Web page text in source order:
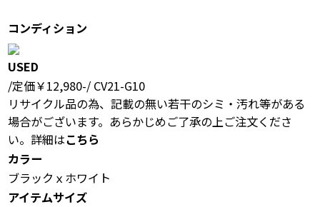
コンディション
USED
/定価￥12,980-/ CV21-G10
リサイクル品の為、記載の無い若干のシミ・汚れ等がある
場合がございます。あらかじめご了承の上ご注文くださ
い。詳細はこちら
カラー
ブラックｘホワイト
アイテムサイズ